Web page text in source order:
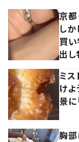
京
し
買い
出し
ミス
け
景に
胸部